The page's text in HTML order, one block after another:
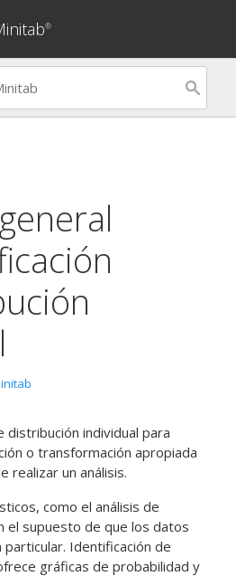
®
distribución individual para
o transformación apropiada
realizar un análisis.
como el análisis de
el supuesto de que los datos
particular. Identificación de
gráficas de probabilidad y